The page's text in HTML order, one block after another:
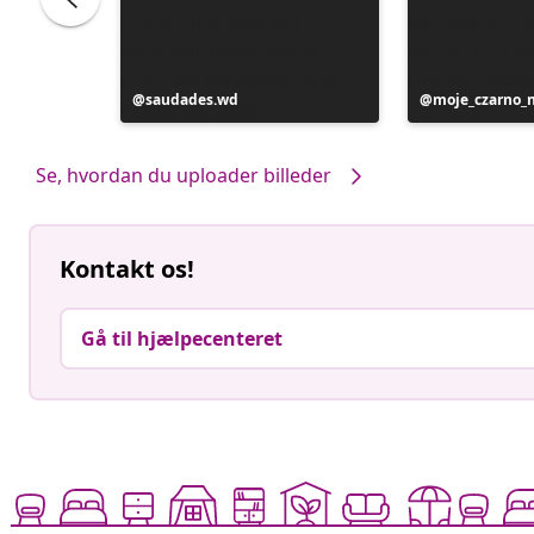
Opslag
offentliggjort
saudades.wd
Opslag
offentliggjort
Se, hvordan du uploader billeder
Kontakt os!
Gå til hjælpecenteret